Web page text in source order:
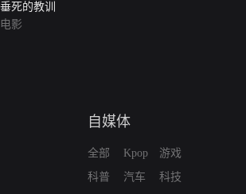
垂死的教训
电影
自媒体
全部
科普
Kpop
汽车
游戏
科技